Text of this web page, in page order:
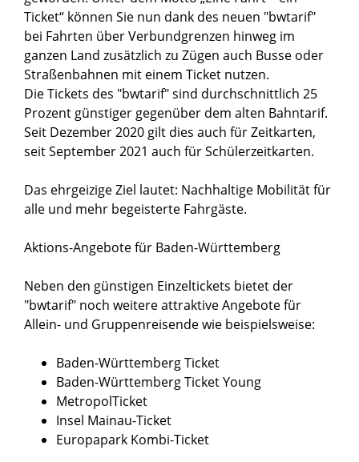
Ticket“ können Sie nun dank des neuen "bwtarif"
bei Fahrten über Verbundgrenzen hinweg im
ganzen Land zusätzlich zu Zügen auch Busse oder
Straßenbahnen mit einem Ticket nutzen.
Die Tickets des "bwtarif" sind durchschnittlich 25
Prozent günstiger gegenüber dem alten Bahntarif.
Seit Dezember 2020 gilt dies auch für Zeitkarten,
seit September 2021 auch für Schülerzeitkarten.
Das ehrgeizige Ziel lautet: Nachhaltige Mobilität für
alle und mehr begeisterte Fahrgäste.
Aktions-Angebote für Baden-Württemberg
Neben den günstigen Einzeltickets bietet der
"bwtarif" noch weitere attraktive Angebote für
Allein- und Gruppenreisende wie beispielsweise:
Baden-Württemberg Ticket
Baden-Württemberg Ticket Young
MetropolTicket
Insel Mainau-Ticket
Europapark Kombi-Ticket